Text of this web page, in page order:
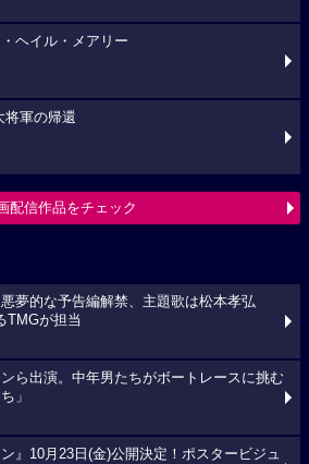
ヘイル・メアリー
将軍の帰還
配信作品をチェック
悪夢的な予告編解禁、主題歌は松本孝弘
TMGが担当
ら出演。中年男たちがボートレースに挑む
」
ン』10月23日(金)公開決定！ポスタービジュ